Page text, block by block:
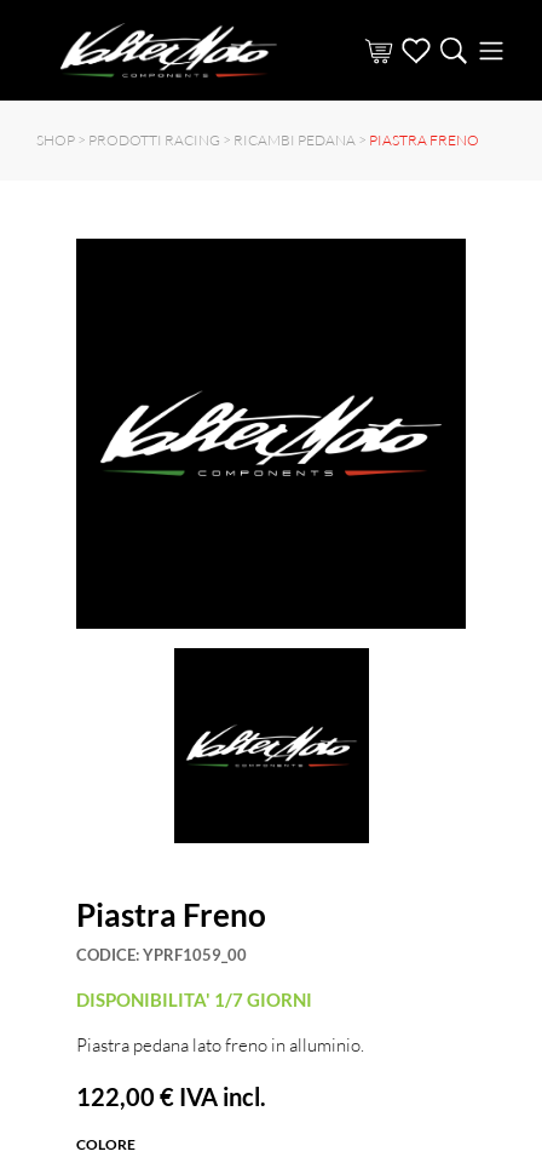
SHOP > PRODOTTI RACING > RICAMBI PEDANA > PIASTRA FRENO
Piastra Freno
CODICE:YPRF1059_00
DISPONIBILITA' 1/7 GIORNI
Piastra pedana lato freno in alluminio.
122,00 € IVA incl.
COLORE